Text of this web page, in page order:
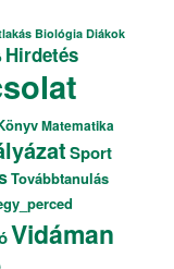
Biológia Diákok
Hirdetés
Matematika
Sport
Továbbtanulás
Vidáman